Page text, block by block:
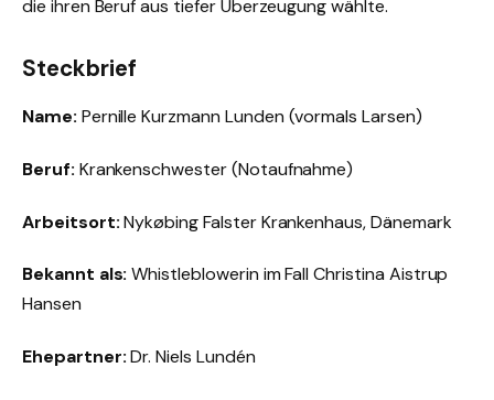
die ihren Beruf aus tiefer Überzeugung wählte.
Steckbrief
Name: Pernille Kurzmann Lunden (vormals Larsen)
Beruf: Krankenschwester (Notaufnahme)
Arbeitsort:Nykøbing Falster Krankenhaus, Dänemark
Bekannt als: Whistleblowerin im Fall Christina Aistrup
Hansen
Ehepartner:Dr. Niels Lundén